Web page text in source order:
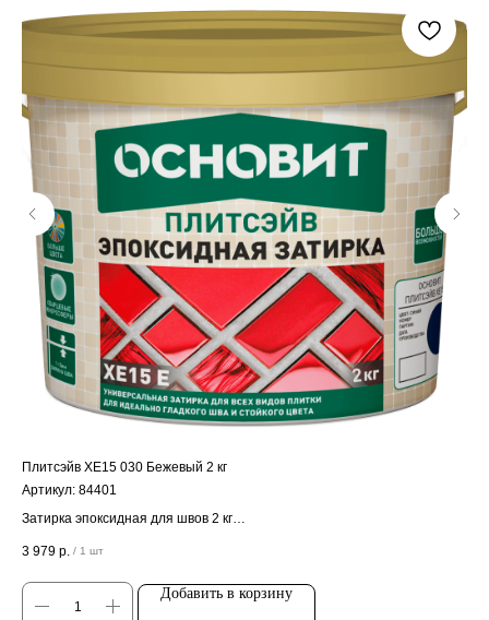
Плитсэйв ХЕ15 030 Бежевый 2 кг
Артикул: 84401
Затирка эпоксидная для швов 2 кг
Цена за штуку
3 979 р. / 1 шт
Добавить в корзину